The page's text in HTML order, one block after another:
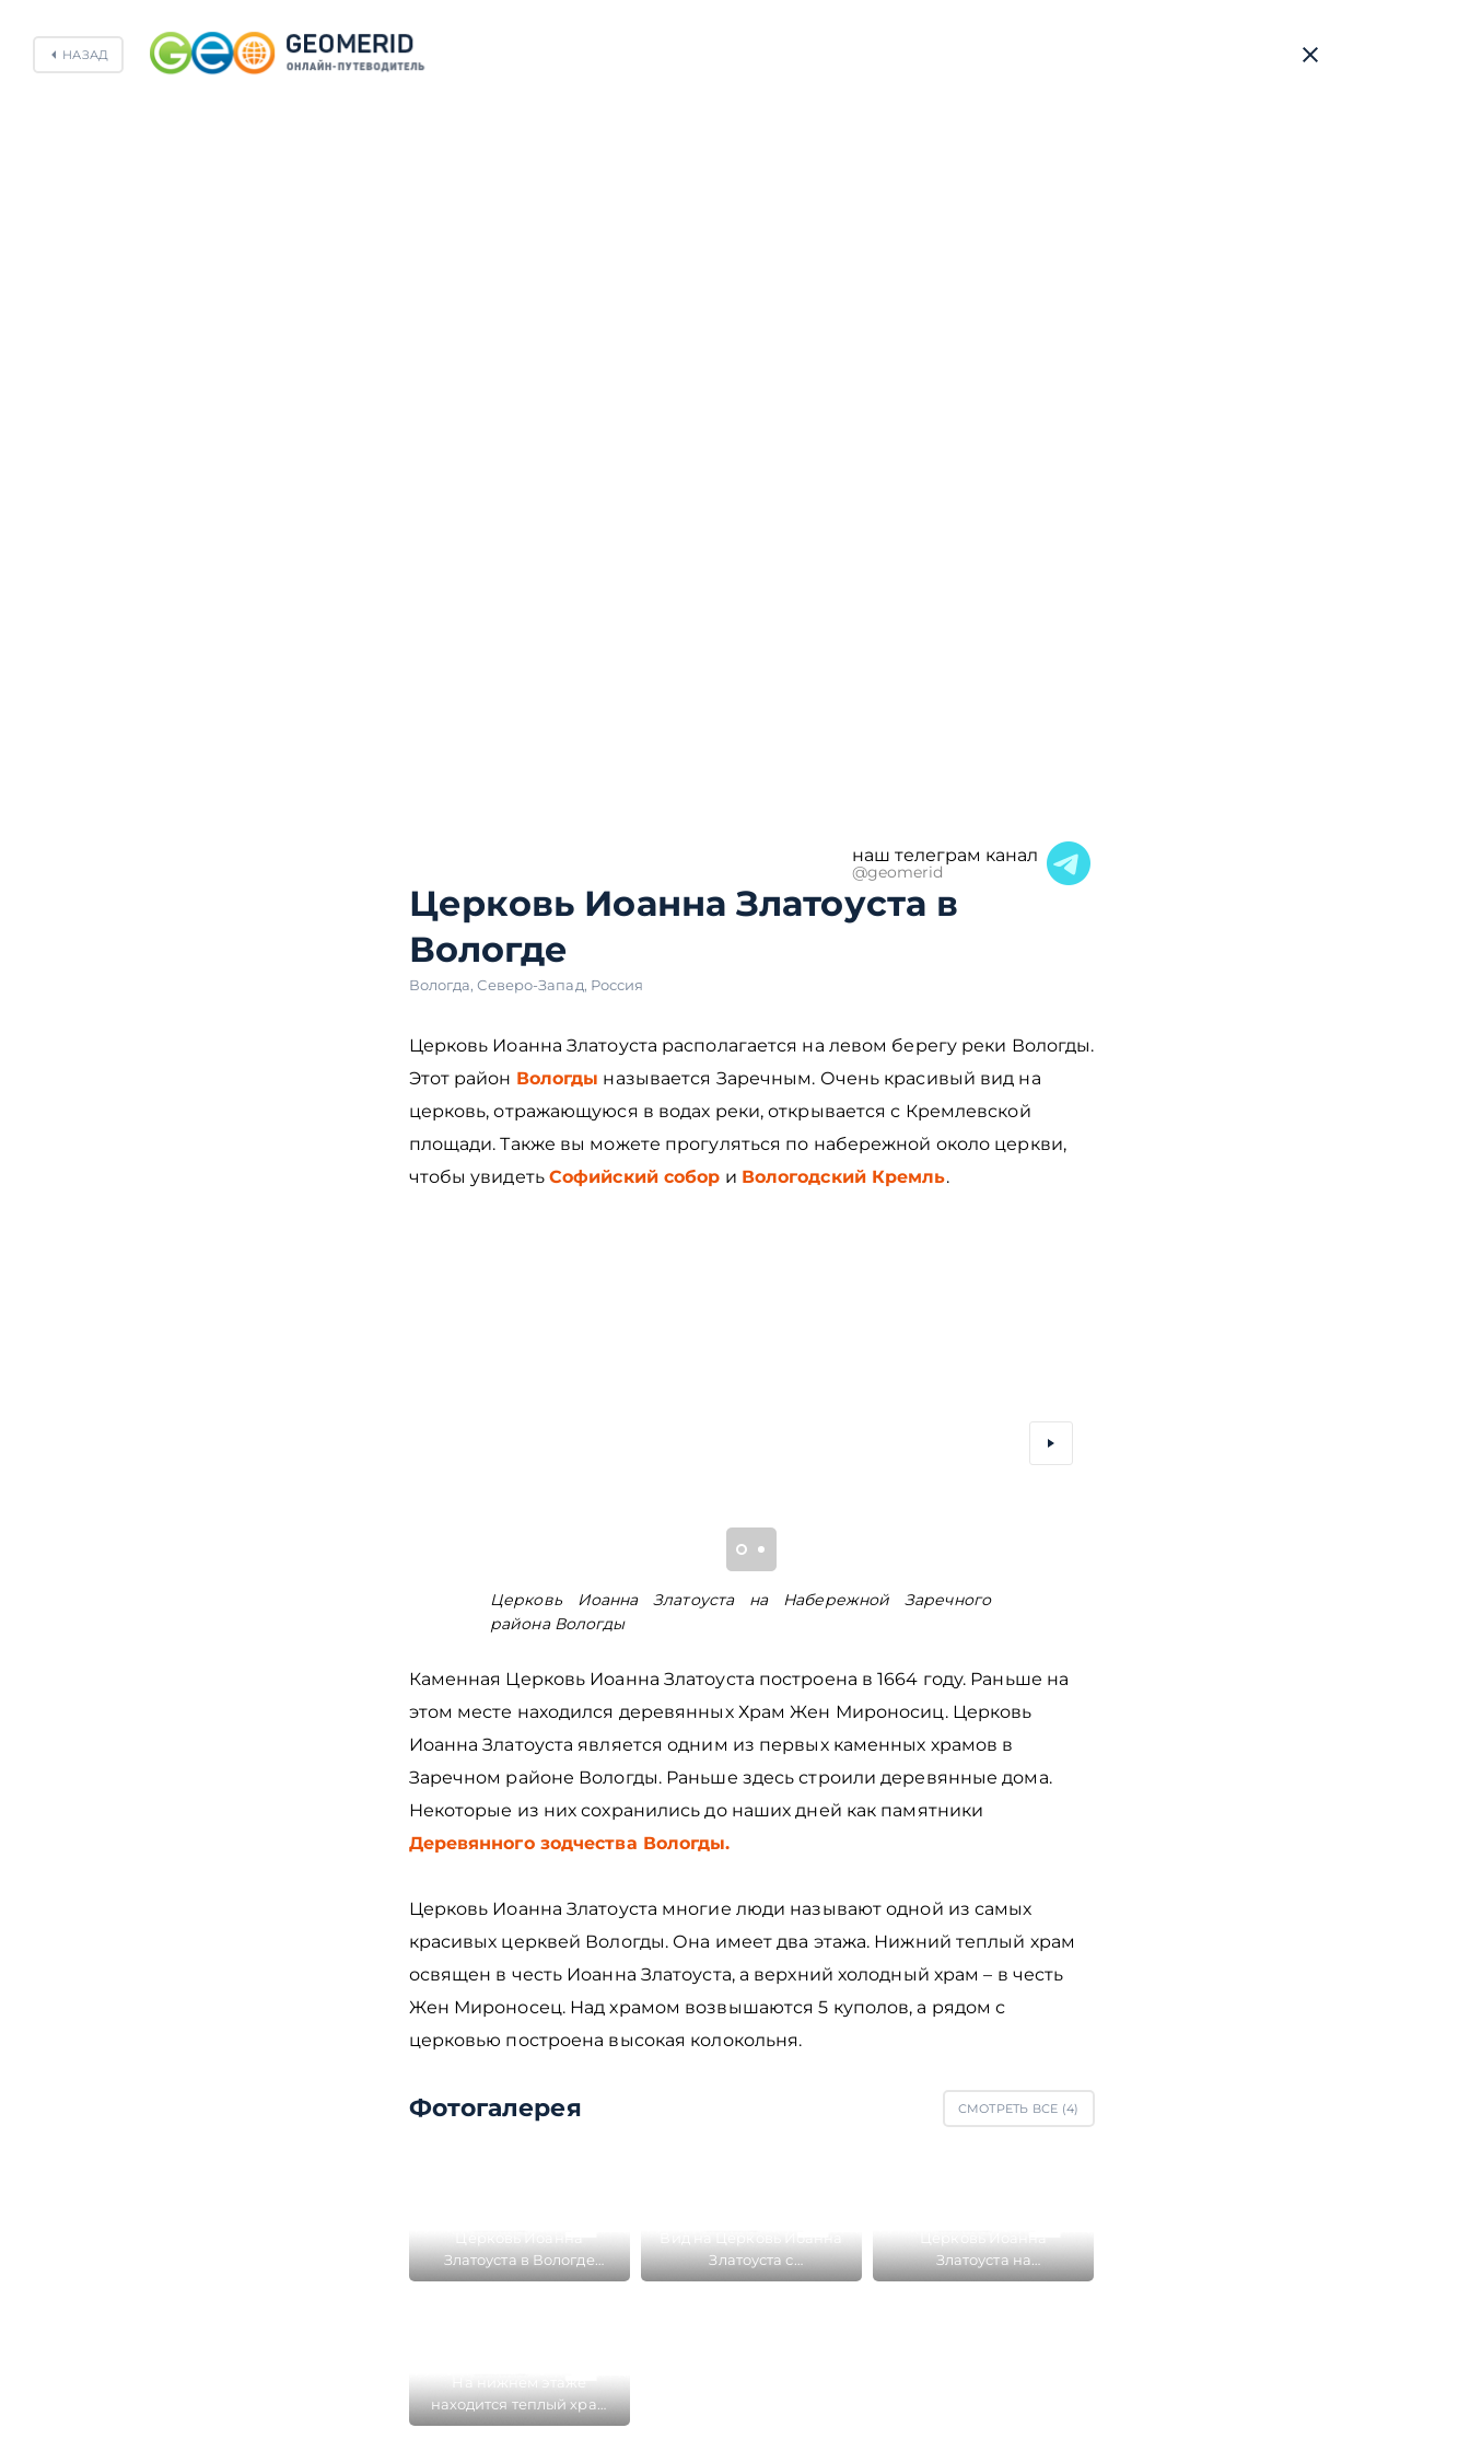
НАЗАД
наш телеграм канал
@geomerid
Церковь Иоанна Златоуста в
Вологде
Вологда,Северо-Запад, Россия
Церковь Иоанна Златоуста располагается на левом берегу реки Вологды.
Этот район Вологды называется Заречным. Очень красивый вид на
церковь, отражающуюся в водах реки, открывается с Кремлевской
площади. Также вы можете прогуляться по набережной около церкви,
чтобы увидеть Софийский собор и Вологодский Кремль.
Церковь Иоанна Златоуста на Набережной Заречного
района Вологды
Каменная Церковь Иоанна Златоуста построена в 1664 году. Раньше на
этом месте находился деревянных Храм Жен Мироносиц. Церковь
Иоанна Златоуста является одним из первых каменных храмов в
Заречном районе Вологды. Раньше здесь строили деревянные дома.
Некоторые из них сохранились до наших дней как памятники
Деревянного зодчества Вологды.
Церковь Иоанна Златоуста многие люди называют одной из самых
красивых церквей Вологды. Она имеет два этажа. Нижний теплый храм
освящен в честь Иоанна Златоуста, а верхний холодный храм – в честь
Жен Мироносец. Над храмом возвышаются 5 куполов, а рядом с
церковью построена высокая колокольня.
Фотогалерея СМОТРЕТЬ ВСЕ (4)
Златоуста в Вологде
построена в 1644 году в
Златоуста с
Кремлевской
Златоуста на
Набережной Заречного
находится теплый храм
Иоанна Златоуста, а